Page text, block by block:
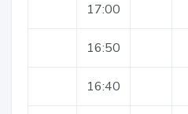
17:00
16:50
16:40